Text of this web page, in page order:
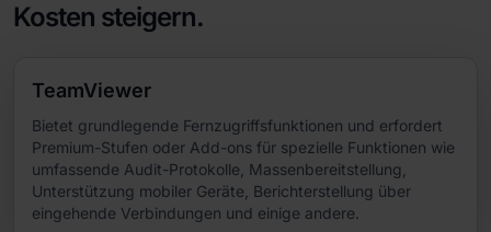
Kosten steigern.
TeamViewer
Bietet grundlegende Fernzugriffsfunktionen und erfordert
Premium-Stufen oder Add-ons für spezielle Funktionen wie
umfassende Audit-Protokolle, Massenbereitstellung,
Unterstützung mobiler Geräte, Berichterstellung über
eingehende Verbindungen und einige andere.